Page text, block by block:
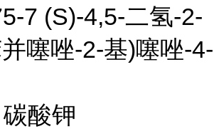
7 (S)-4,5-二氢-2-
噻唑-2-基)噻唑-4-
酸钾